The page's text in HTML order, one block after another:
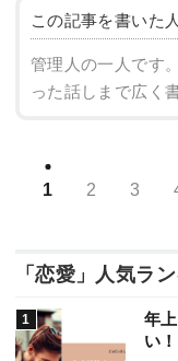
この記事を書い
管理人の一人です
った話しまで広く
1 2 3
「恋愛」人気ラ
年
い